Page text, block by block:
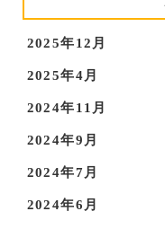
2025年12月
2025年4月
2024年11月
2024年9月
2024年7月
2024年6月